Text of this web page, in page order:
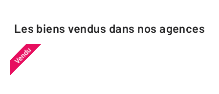
Les biens vendus dans nos agences
Vendu